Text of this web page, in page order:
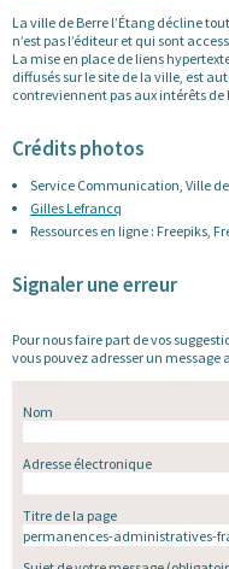
La ville de Berre l’Étang décline
n’est pas l’éditeur et qui sont
La mise en place de liens
diffusés sur le site de la ville, est
contreviennent pas aux intérêts de
Crédits photos
Service Communication, Ville de
Gilles Lefrancq
Ressources en ligne : Freepiks,
Signaler une erreur
Pour nous faire part de vos
vous pouvez adresser un message
Nom
Adresse électronique
Titre de la page